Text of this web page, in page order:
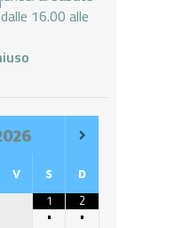
dalle 16.00 alle
V S D
1
•
2
•